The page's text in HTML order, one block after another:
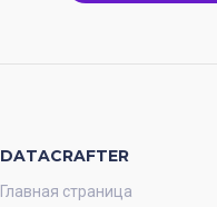
DATACRAFTER
Главная страница